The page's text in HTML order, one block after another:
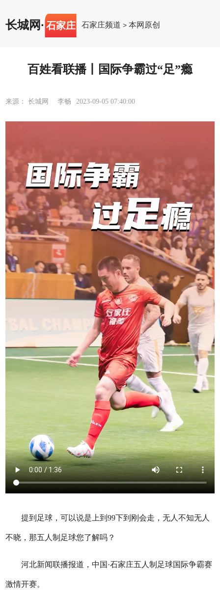
长城网· 石家庄 石家庄频道 >本网原创
百姓看联播丨国际争霸过“足”瘾
来源： 长城网 李畅 2023-09-05 07:40:00
提到足球，可以说是上到99下到刚会走，无人不知无人
不晓，那五人制足球您了解吗？
河北新闻联播报道，中国·石家庄五人制足球国际争霸赛
激情开赛。